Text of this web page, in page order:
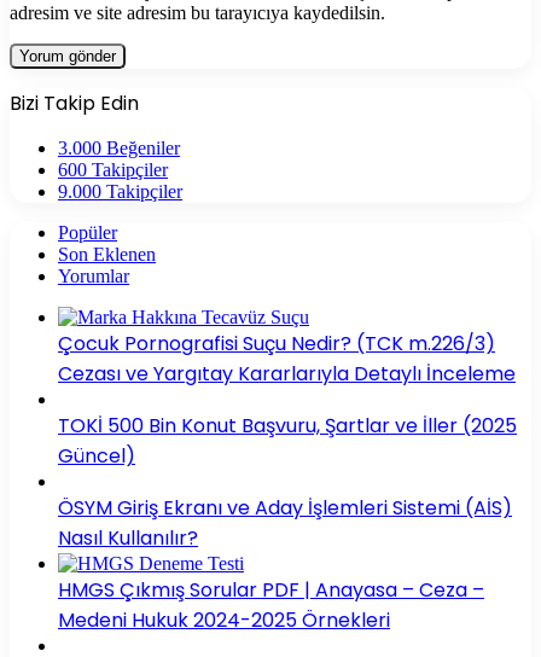
adresim ve site adresim bu tarayıcıya kaydedilsin.
Bizi Takip Edin
3.000 Beğeniler
600 Takipçiler
9.000 Takipçiler
Popüler
Son Eklenen
Yorumlar
Çocuk Pornografisi Suçu Nedir? (TCK m.226/3)
Cezası ve Yargıtay Kararlarıyla Detaylı İnceleme
TOKİ 500 Bin Konut Başvuru, Şartlar ve İller (2025
Güncel)
ÖSYM Giriş Ekranı ve Aday İşlemleri Sistemi (AİS)
Nasıl Kullanılır?
HMGS Çıkmış Sorular PDF | Anayasa – Ceza –
Medeni Hukuk 2024-2025 Örnekleri